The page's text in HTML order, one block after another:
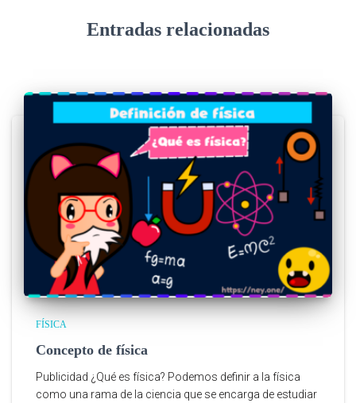
Entradas relacionadas
FÍSICA
Concepto de física
Publicidad ¿Qué es física? Podemos definir a la física
como una rama de la ciencia que se encarga de estudiar